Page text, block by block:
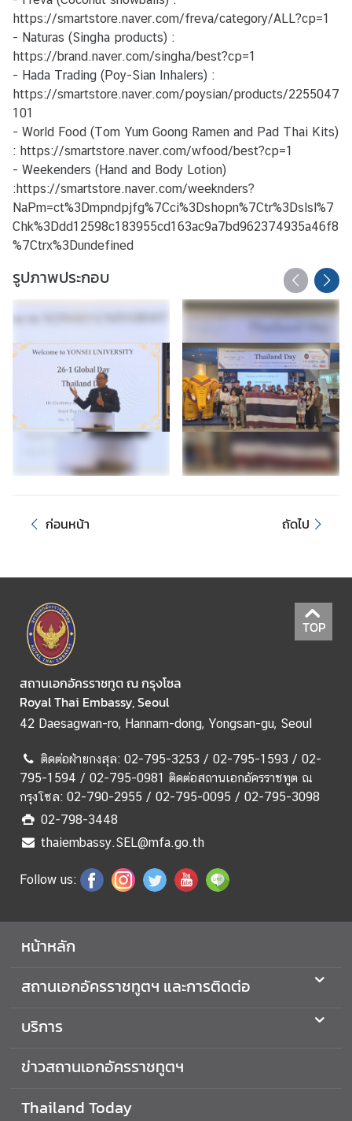
ส
ถ
า
น
เ
ก
อั
ค
ร
ร
า
ช
ต
ฯ
เ
กั
ร
ไ
ย
ข่
า
ว
ก
ะ
ท
ร
ว
ง
ก
า
ร
า
ง
ร
เ
ศ
ว
https://smartstore.naver.com/freva/category/ALL?cp=1
- Naturas (Singha products) :
https://brand.naver.com/singha/best?cp=1
- Hada Trading (Poy-Sian Inhalers) :
https://smartstore.naver.com/poysian/products/2255047
101
- World Food (Tom Yum Goong Ramen and Pad Thai Kits)
: https://smartstore.naver.com/wfood/best?cp=1
- Weekenders (Hand and Body Lotion)
:https://smartstore.naver.com/weeknders?
NaPm=ct%3Dmpndpjfg%7Cci%3Dshopn%7Ctr%3Dslsl%7
Chk%3Ddd12598c183955cd163ac9a7bd962374935a46f8
%7Ctrx%3Dundefined
รูปภาพประกอบ
ก่อนหน้า ถัดไป
TOP
สถานเอกอัครราชทูต ณ กรุงโซล
Royal Thai Embassy, Seoul
42 Daesagwan-ro, Hannam-dong, Yongsan-gu, Seoul
ติดต่อฝ่ายกงสุล: 02-795-3253 / 02-795-1593 / 02-
795-1594 / 02-795-0981 ติดต่อสถานเอกอัครราชทูต ณ
กรุงโซล: 02-790-2955 / 02-795-0095 / 02-795-3098
02-798-3448
thaiembassy.SEL@mfa.go.th
Follow us:
หน้าหลัก
สถานเอกอัครราชทูตฯ และการติดต่อ
บริการ
ข่าวสถานเอกอัครราชทูตฯ
Thailand Today